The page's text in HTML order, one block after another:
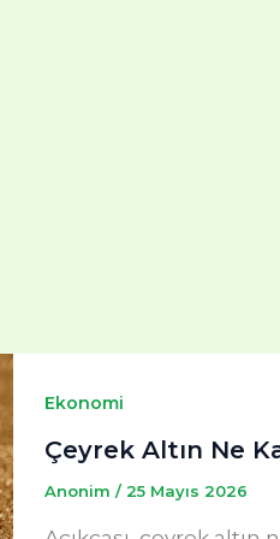
Ekonomi
Çeyrek Altın Ne
Anonim / 25 Mayıs 2026